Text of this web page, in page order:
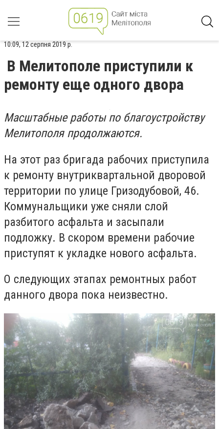
10:09, 12 серпня 2019 р.
В Мелитополе приступили к
ремонту еще одного двора
Масштабные работы по благоустройству
Мелитополя продолжаются.
На этот раз бригада рабочих приступила
к ремонту внутриквартальной дворовой
территории по улице Гризодубовой, 46.
Коммунальщики уже сняли слой
разбитого асфальта и засыпали
подложку. В скором времени рабочие
приступят к укладке нового асфальта.
О следующих этапах ремонтных работ
данного двора пока неизвестно.